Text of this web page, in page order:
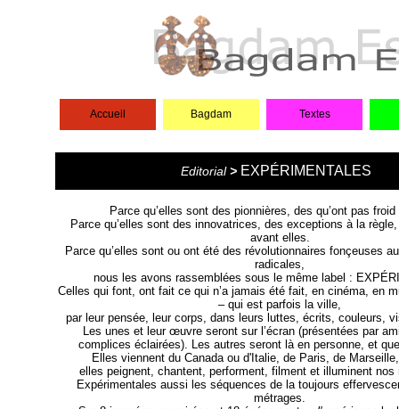
Accueil Bagdam Textes
Editorial> EXPÉRIMENTALES
Parce qu’elles sont des pionnières, des qu’ont pas
Parce qu’elles sont des innovatrices, des exceptions à la
avant elles.
Parce qu’elles sont ou ont été des révolutionnaires fonçeuses
radicales,
nous les avons rassemblées sous le même label :
Celles qui font, ont fait ce qui n’a jamais été fait, en cinéma, en
– qui est parfois la ville,
par leur pensée, leur corps, dans leurs luttes, écrits, couleurs,
Les unes et leur œuvre seront sur l’écran (présentées par
complices éclairées). Les autres seront là en personne, et
Elles viennent du Canada ou d'Italie, de Paris, de
elles peignent, chantent, performent, filment et illuminent nos
Expérimentales aussi les séquences de la toujours
métrages.